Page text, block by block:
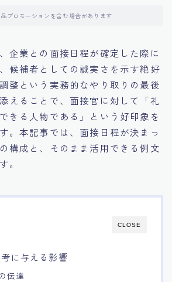
のための面接戦略
ピールする方法
良好な関係を築く方法
効果的に伝える方法
プロモーションを含む場合があります
企業との面接日程が確定した際に
候補者としての誠実さを示す絶好
整という実務的なやり取りの最後
えることで、面接官に対して「礼
きる人物である」という好印象を
。本記事では、面接日程が決まっ
構成と、そのまま活用できる例文
。
CLOSE
に与える影響
伝達